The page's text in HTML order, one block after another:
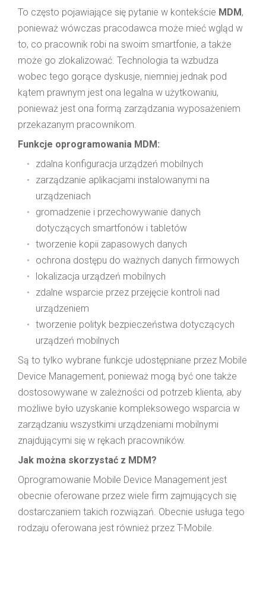
To często pojawiające się pytanie w kontekście MDM,
ponieważ wówczas pracodawca może mieć wgląd w
to, co pracownik robi na swoim smartfonie, a także
może go zlokalizować. Technologia ta wzbudza
wobec tego gorące dyskusje, niemniej jednak pod
kątem prawnym jest ona legalna w użytkowaniu,
ponieważ jest ona formą zarządzania wyposażeniem
przekazanym pracownikom.
Funkcje oprogramowania MDM:
zdalna konfiguracja urządzeń mobilnych
zarządzanie aplikacjami instalowanymi na
urządzeniach
gromadzenie i przechowywanie danych
dotyczących smartfonów i tabletów
tworzenie kopii zapasowych danych
ochrona dostępu do ważnych danych firmowych
lokalizacja urządzeń mobilnych
zdalne wsparcie przez przejęcie kontroli nad
urządzeniem
tworzenie polityk bezpieczeństwa dotyczących
urządzeń mobilnych
Są to tylko wybrane funkcje udostępniane przez Mobile
Device Management, ponieważ mogą być one także
dostosowywane w zależności od potrzeb klienta, aby
możliwe było uzyskanie kompleksowego wsparcia w
zarządzaniu wszystkimi urządzeniami mobilnymi
znajdującymi się w rękach pracowników.
Jak można skorzystać z MDM?
Oprogramowanie Mobile Device Management jest
obecnie oferowane przez wiele firm zajmujących się
dostarczaniem takich rozwiązań. Obecnie usługa tego
rodzaju oferowana jest również przez T-Mobile.